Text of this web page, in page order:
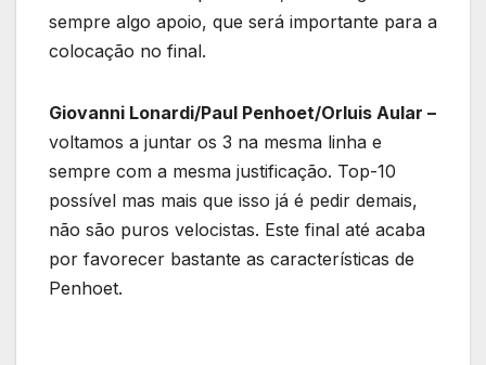
sempre algo apoio, que será importante para a
colocação no final.
Giovanni Lonardi/Paul Penhoet/Orluis Aular –
voltamos a juntar os 3 na mesma linha e
sempre com a mesma justificação. Top-10
possível mas mais que isso já é pedir demais,
não são puros velocistas. Este final até acaba
por favorecer bastante as características de
Penhoet.